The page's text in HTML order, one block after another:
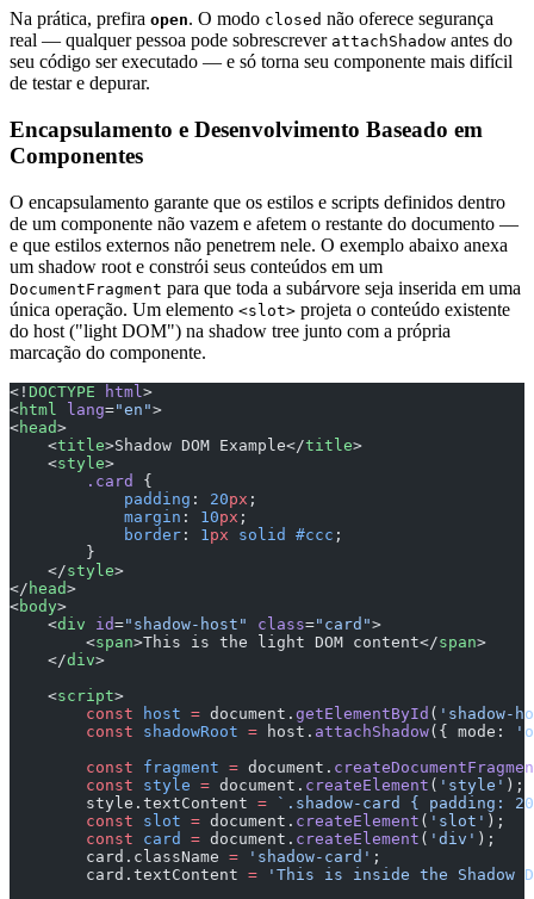
Na prática, prefira open. O modo closed não oferece segurança
real — qualquer pessoa pode sobrescrever attachShadow antes do
seu código ser executado — e só torna seu componente mais difícil
de testar e depurar.
Encapsulamento e Desenvolvimento Baseado em
Componentes
O encapsulamento garante que os estilos e scripts definidos dentro
de um componente não vazem e afetem o restante do documento —
e que estilos externos não penetrem nele. O exemplo abaixo anexa
um shadow root e constrói seus conteúdos em um
DocumentFragment para que toda a subárvore seja inserida em uma
única operação. Um elemento <slot> projeta o conteúdo existente
do host ("light DOM") na shadow tree junto com a própria
marcação do componente.
<! DOCTYPE html >
<html lang="en">
<head>
    <
title>Shadow DOM Example</title>
    <
style>
        .card
{
            padding
: 20px ;
            margin
: 10px ;
            border
: 1 px solid #ccc ;
        }
    </
style>
</ head>
<body>
    <
div id="shadow-host" class="card">
        <
span>This is the light DOM content</span>
    </
div>
    <
script>
        const
host = document. getElementById ( 'shadow-
        const
shadowRoot = host. attachShadow({ mode:
        const
fragment = document.
        const
style = document. createElement ( 'style' );
        style.textContent
= `.shadow-card { padding:
        const
slot = document. createElement ( 'slot' );
        const
card = document. createElement ( 'div' );
        card.className
= 'shadow-card' ;
        card.textContent
= 'This is inside the Shadow